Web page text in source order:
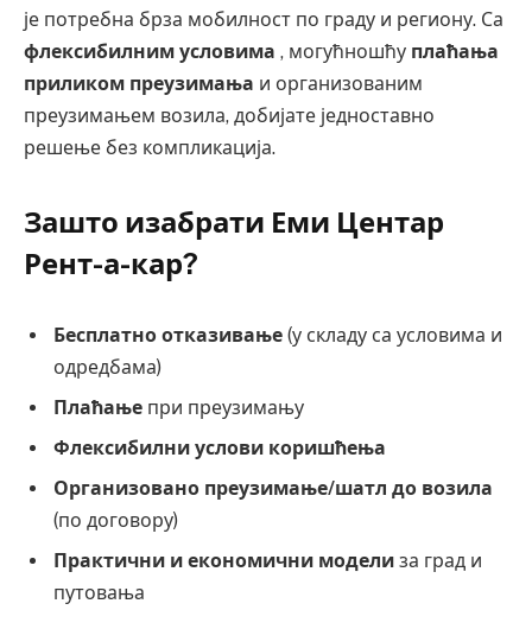
је потребна брза мобилност по граду и региону. Са
флексибилним условима , могућношћу плаћања
приликом преузимања и организованим
преузимањем возила, добијате једноставно
решење без компликација.
Зашто изабрати Еми Центар
Рент-а-кар?
Бесплатно отказивање (у складу са условима и
одредбама)
Плаћање при преузимању
Флексибилни услови коришћења
Организовано преузимање/шатл до возила
(по договору)
Практични и економични модели за град и
путовања